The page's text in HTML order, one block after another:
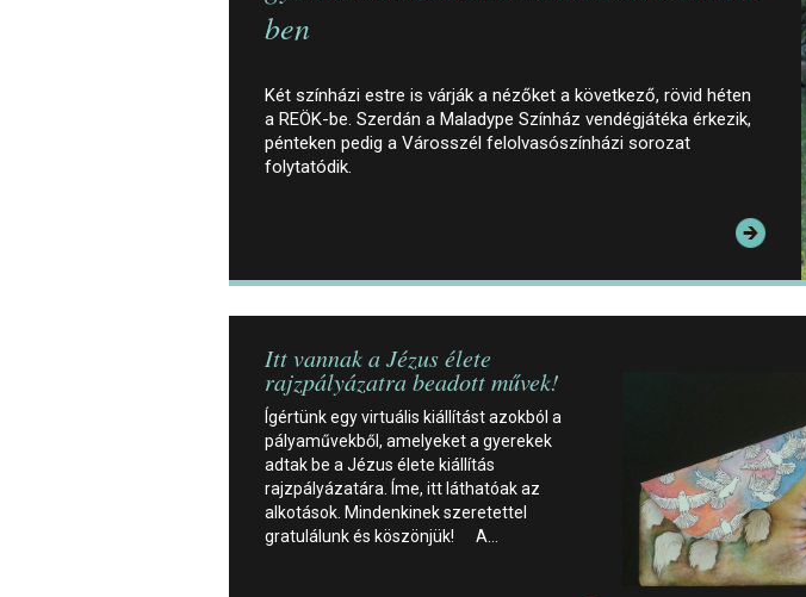
ben
Két színházi estre is várják a nézőket a következő, rövid héten
a REÖK-be. Szerdán a Maladype Színház vendégjátéka érkezik,
pénteken pedig a Városszél felolvasószínházi sorozat
folytatódik.
Itt vannak a Jézus élete
rajzpályázatra beadott művek!
Ígértünk egy virtuális kiállítást azokból a
pályaművekből, amelyeket a gyerekek
adtak be a Jézus élete kiállítás
rajzpályázatára. Íme, itt láthatóak az
alkotások. Mindenkinek szeretettel
gratulálunk és köszönjük! A…